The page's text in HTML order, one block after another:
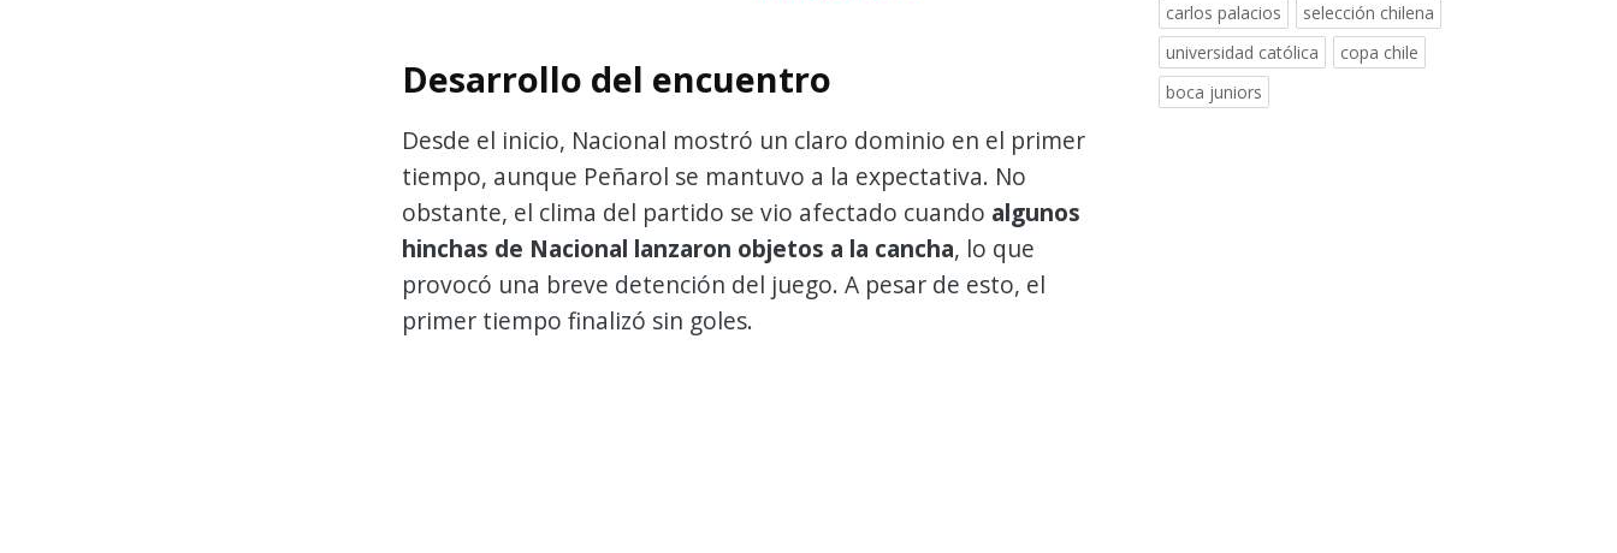
Desarrollo del encuentro
Desde el inicio, Nacional mostró un claro dominio en el primer
tiempo, aunque Peñarol se mantuvo a la expectativa. No
obstante, el clima del partido se vio afectado cuando algunos
hinchas de Nacional lanzaron objetos a la cancha, lo que
provocó una breve detención del juego. A pesar de esto, el
primer tiempo finalizó sin goles.
carlos palacios
selección chilena
universidad católica
copa chile
boca juniors